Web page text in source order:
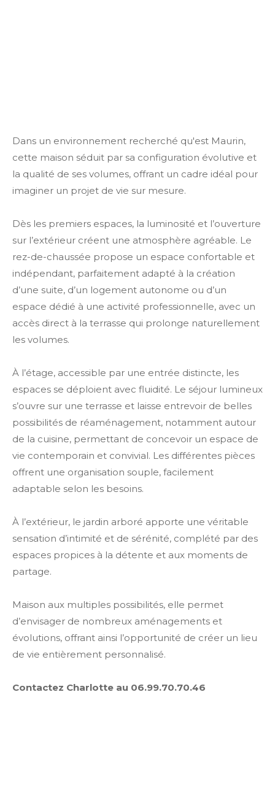
Dans un environnement recherché qu'est Maurin,
cette maison séduit par sa configuration évolutive et
la qualité de ses volumes, offrant un cadre idéal pour
imaginer un projet de vie sur mesure.
Dès les premiers espaces, la luminosité et l’ouverture
sur l’extérieur créent une atmosphère agréable. Le
rez-de-chaussée propose un espace confortable et
indépendant, parfaitement adapté à la création
d’une suite, d’un logement autonome ou d’un
espace dédié à une activité professionnelle, avec un
accès direct à la terrasse qui prolonge naturellement
les volumes.
À l’étage, accessible par une entrée distincte, les
espaces se déploient avec fluidité. Le séjour lumineux
s’ouvre sur une terrasse et laisse entrevoir de belles
possibilités de réaménagement, notamment autour
de la cuisine, permettant de concevoir un espace de
vie contemporain et convivial. Les différentes pièces
offrent une organisation souple, facilement
adaptable selon les besoins.
À l’extérieur, le jardin arboré apporte une véritable
sensation d’intimité et de sérénité, complété par des
espaces propices à la détente et aux moments de
partage.
Maison aux multiples possibilités, elle permet
d’envisager de nombreux aménagements et
évolutions, offrant ainsi l’opportunité de créer un lieu
de vie entièrement personnalisé.
Contactez Charlotte au 06.99.70.70.46